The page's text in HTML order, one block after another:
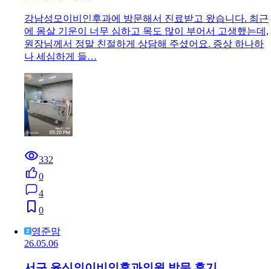
강남성모이비인후과에 방문해서 진료받고 왔습니다. 최근
에 몸살 기운이 너무 심하고 목도 많이 부어서 고생했는데,
원장님께서 정말 친절하게 상담해 주셨어요. 증상 하나하
나 세심하게 들…
332
0
4
0
영준맘
26.05.06